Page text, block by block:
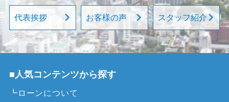
代表挨拶 お客様の声 スタッフ紹介
■人気コンテンツから探す
┗ローンについて